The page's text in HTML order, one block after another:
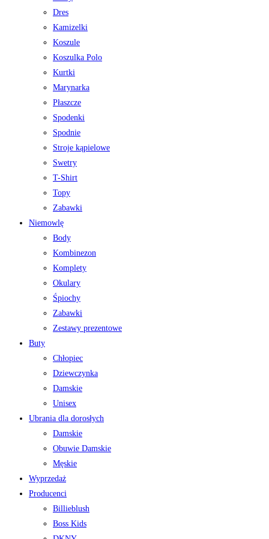
Dres
Kamizelki
Koszule
Koszulka Polo
Kurtki
Marynarka
Płaszcze
Spodenki
Spodnie
Stroje kąpielowe
Swetry
T-Shirt
Topy
Zabawki
Niemowlę
Body
Kombinezon
Komplety
Okulary
Śpiochy
Zabawki
Zestawy prezentowe
Buty
Chłopiec
Dziewczynka
Damskie
Unisex
Ubrania dla dorosłych
Damskie
Obuwie Damskie
Męskie
Wyprzedaż
Producenci
Billieblush
Boss Kids